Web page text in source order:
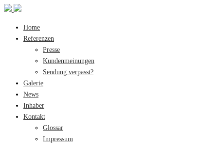
Home
Referenzen
Presse
Kundenmeinungen
Sendung verpasst?
Galerie
News
Inhaber
Kontakt
Glossar
Impressum